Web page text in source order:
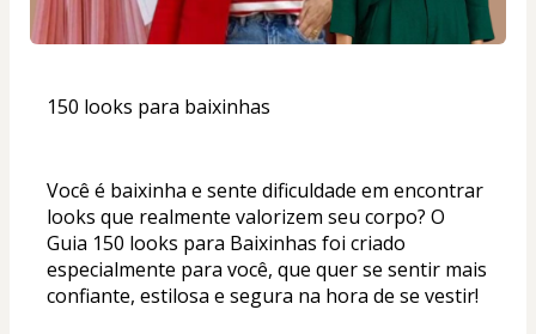
150 looks para baixinhas
Você é baixinha e sente dificuldade em encontrar
looks que realmente valorizem seu corpo? O
Guia 150 looks para Baixinhas foi criado
especialmente para você, que quer se sentir mais
confiante, estilosa e segura na hora de se vestir!